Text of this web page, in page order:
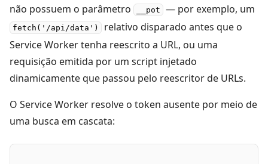
não possuem o parâmetro
__pot — por exemplo, um
fetch('/api/data')
relativo disparado antes que o
Service Worker tenha reescrito a URL, ou uma
requisição emitida por um script injetado
dinamicamente que passou pelo reescritor de URLs.
O Service Worker resolve o token ausente por meio de
uma busca em cascata: